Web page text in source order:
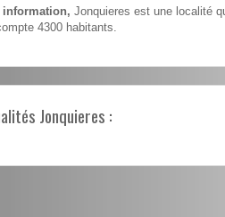
information, Jonquieres est une localité
4300 habitants.
Jonquieres :